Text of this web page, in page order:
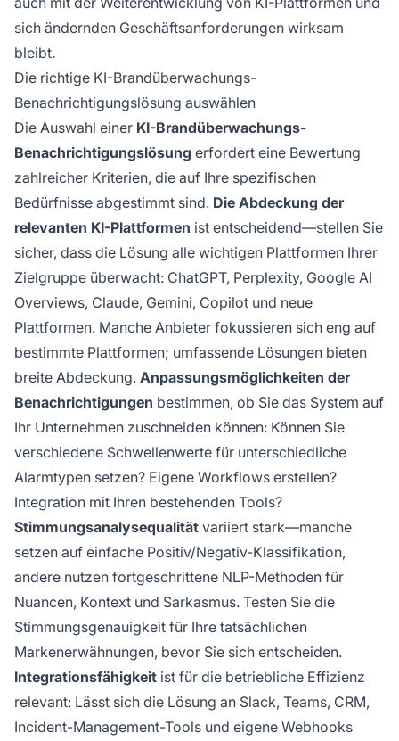
sich ändernden Geschäftsanforderungen wirksam
bleibt.
Die richtige KI-Brandüberwachungs-
Benachrichtigungslösung auswählen
Die Auswahl einer KI-Brandüberwachungs-
Benachrichtigungslösung erfordert eine Bewertung
zahlreicher Kriterien, die auf Ihre spezifischen
Bedürfnisse abgestimmt sind. Die Abdeckung der
relevanten KI-Plattformen ist entscheidend—stellen Sie
sicher, dass die Lösung alle wichtigen Plattformen Ihrer
Zielgruppe überwacht: ChatGPT, Perplexity, Google AI
Overviews, Claude, Gemini, Copilot und neue
Plattformen. Manche Anbieter fokussieren sich eng auf
bestimmte Plattformen; umfassende Lösungen bieten
breite Abdeckung. Anpassungsmöglichkeiten der
Benachrichtigungen bestimmen, ob Sie das System auf
Ihr Unternehmen zuschneiden können: Können Sie
verschiedene Schwellenwerte für unterschiedliche
Alarmtypen setzen? Eigene Workflows erstellen?
Integration mit Ihren bestehenden Tools?
Stimmungsanalysequalität variiert stark—manche
setzen auf einfache Positiv/Negativ-Klassifikation,
andere nutzen fortgeschrittene NLP-Methoden für
Nuancen, Kontext und Sarkasmus. Testen Sie die
Stimmungsgenauigkeit für Ihre tatsächlichen
Markenerwähnungen, bevor Sie sich entscheiden.
Integrationsfähigkeit ist für die betriebliche Effizienz
relevant: Lässt sich die Lösung an Slack, Teams, CRM,
Incident-Management-Tools und eigene Webhooks